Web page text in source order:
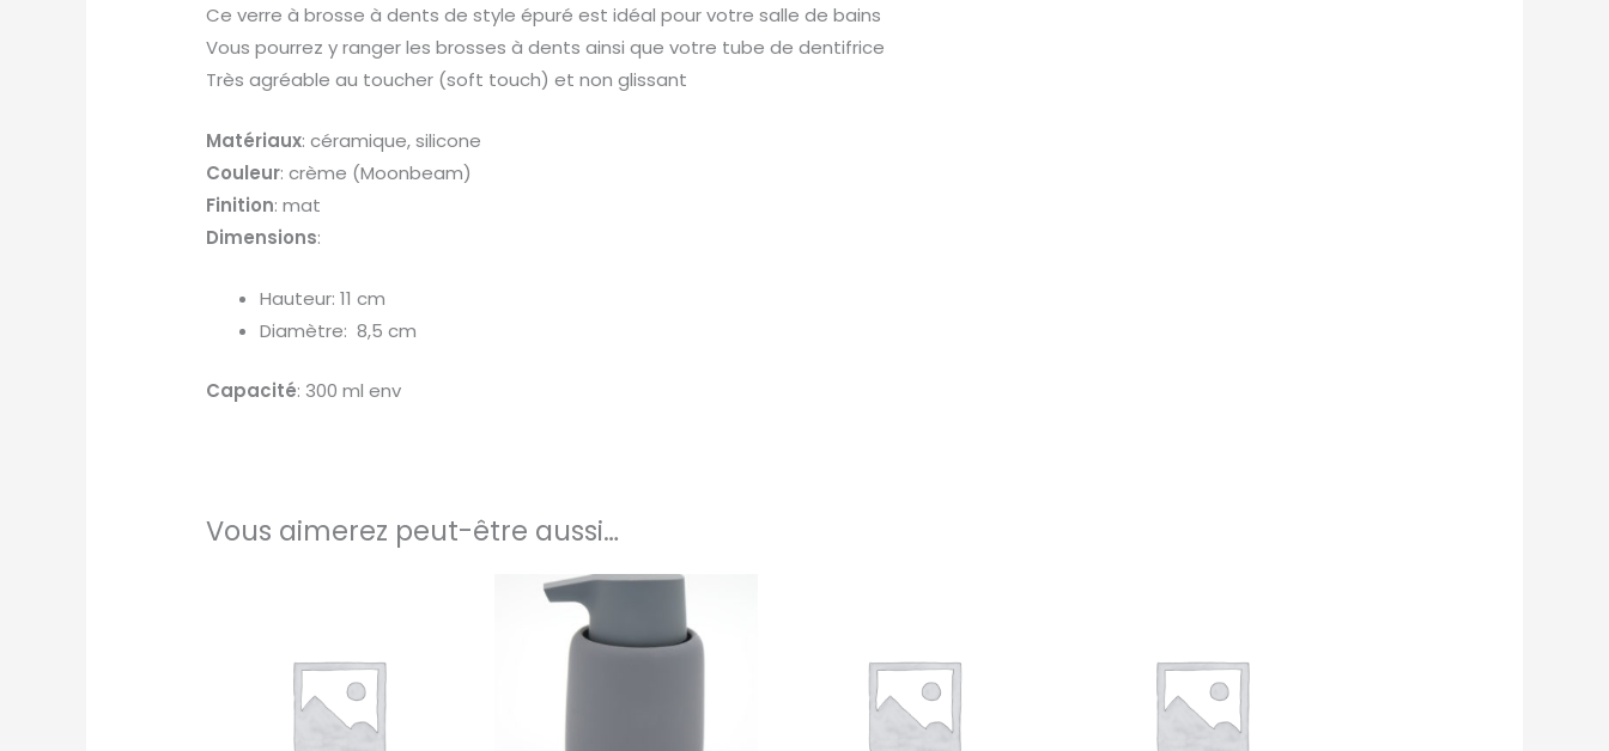
Ce verre à brosse à dents de style épuré est idéal pour votre salle de bains
Vous pourrez y ranger les brosses à dents ainsi que votre tube de dentifrice
Très agréable au toucher (soft touch) et non glissant
Matériaux: céramique, silicone
Couleur: crème (Moonbeam)
Finition: mat
Dimensions:
Hauteur: 11 cm
Diamètre: 8,5 cm
Capacité: 300 ml env
Vous aimerez peut-être aussi…